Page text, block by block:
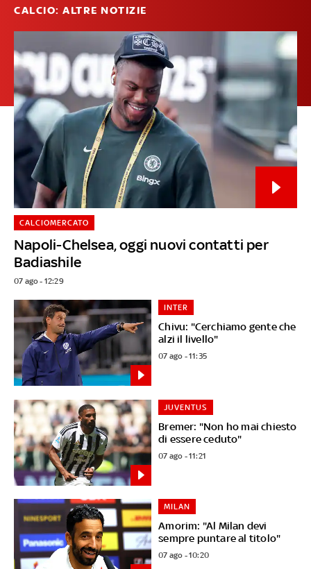
CALCIO: ALTRE NOTIZIE
Napoli-Chelsea, oggi nuovi contatti per
Badiashile
CALCIOMERCATO
07 ago - 12:29
Chivu: "Cerchiamo gente che
alzi il livello"
INTER
07 ago - 11:35
Bremer: "Non ho mai chiesto
di essere ceduto"
JUVENTUS
07 ago - 11:21
Amorim: "Al Milan devi
sempre puntare al titolo"
MILAN
07 ago - 10:20